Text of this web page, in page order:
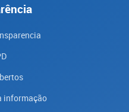
informação